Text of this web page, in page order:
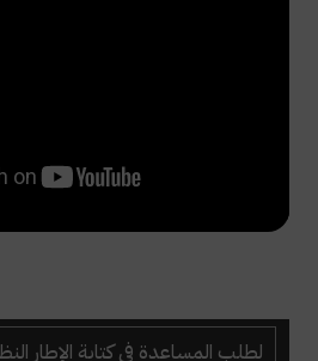
لطلب المساعدة في كتابة الإطار